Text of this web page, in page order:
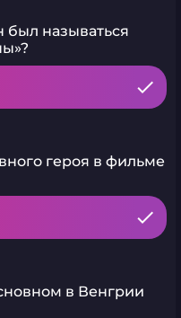
был называться
героя в фильме
в Венгрии